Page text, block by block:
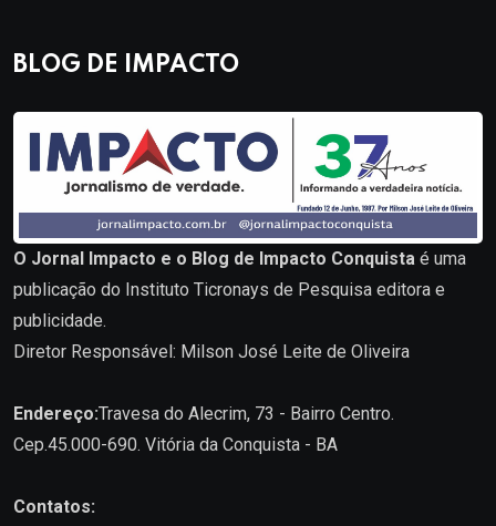
BLOG DE IMPACTO
O Jornal Impacto e o Blog de Impacto Conquista é uma
publicação do Instituto Ticronays de Pesquisa editora e
publicidade.
Diretor Responsável: Milson José Leite de Oliveira
Endereço:Travesa do Alecrim, 73 - Bairro Centro.
Cep.45.000-690. Vitória da Conquista - BA
Contatos: